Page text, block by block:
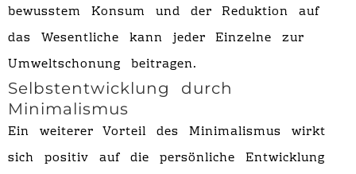
bewusstem Konsum und der Reduktion auf
das Wesentliche kann jeder Einzelne zur
Umweltschonung beitragen.
Selbstentwicklung durch
Minimalismus
Ein weiterer Vorteil des Minimalismus wirkt
sich positiv auf die persönliche Entwicklung